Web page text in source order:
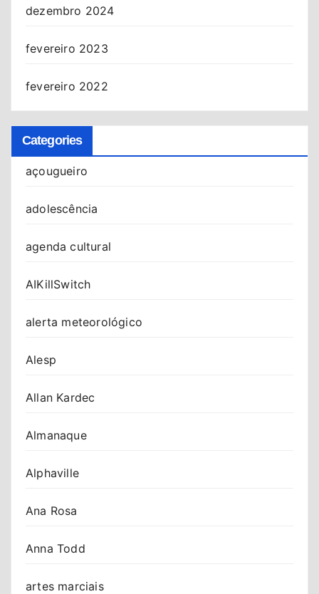
dezembro 2024
fevereiro 2023
fevereiro 2022
Categories
açougueiro
adolescência
agenda cultural
AIKillSwitch
alerta meteorológico
Alesp
Allan Kardec
Almanaque
Alphaville
Ana Rosa
Anna Todd
artes marciais